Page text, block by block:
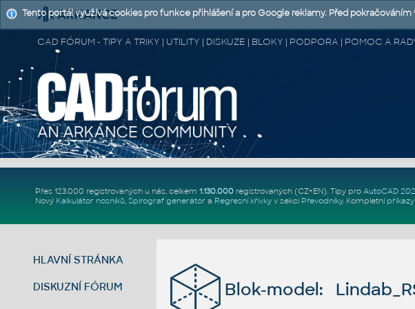
CAD FÓRUM - TIPY A TRIKY | UTILITY | DISKUZE | BLOKY | PODPORA | POMOC A
Přes 123.000 registrovaných u nás, celkem 1.130.000registrovaných (CZ+EN). Tipy pro AutoCAD
Nový Kalkulátor nosníků, Spirograf generátor a Regresní křivkyv sekci Převodníky. Kompletní příkazy
HLAVNÍ STRÁNKA
DISKUZNÍ FÓRUM Blok-model:
Tento portál využívá cookies pro funkce přihlášení a pro Google reklamy. Před